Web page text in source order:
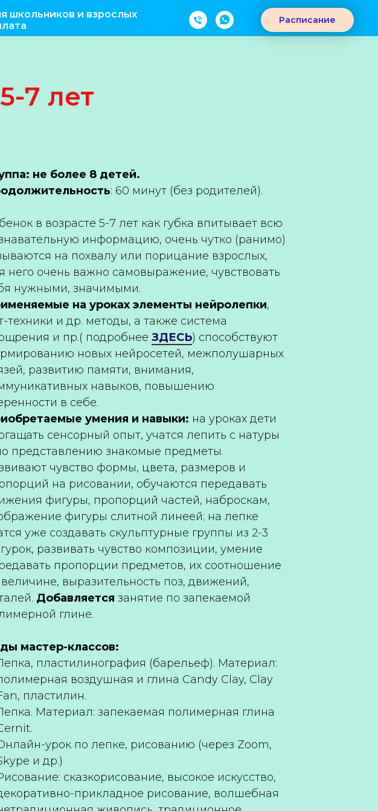
школьников и взрослых
Расписание
7 лет
не более 8 детей.
: 60 минут (без родителей).
в возрасте 5-7 лет как губка впитывает всю
информацию, очень чутко (ранимо)
на похвалу или порицание взрослых,
него очень важно самовыражение, чувствовать
нужными, значимыми.
на уроках элементы нейролепки,
техники и др. методы, а также система
и пр.( подробнее ЗДЕСЬ) способствуют
новых нейросетей, межполушарных
развитию памяти, внимания,
навыков, повышению
в себе.
умения и навыки: на уроках дети
сенсорный опыт, учатся лепить с натуры
представлению знакомые предметы.
чувство формы, цвета, размеров и
на рисовании, обучаются передавать
фигуры, пропорций частей, наброскам,
фигуры слитной линеей; на лепке
уже создавать скульптурные группы из 2-3
развивать чувство композиции, умение
пропорции предметов, их соотношение
выразительность поз, движений,
Добавляется занятие по запекаемой
глине.
мастер-классов:
пластилинография (барельеф). Материал:
воздушная и глина Candy Clay, Clay
пластилин.
Материал: запекаемая полимерная глина
урок по лепке, рисованию (через Zoom,
и др.)
сказкорисование, высокое искусство,
прикладное рисование, волшебная